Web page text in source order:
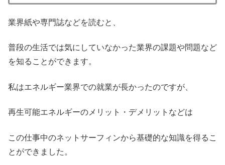
業界紙や専門誌などを読むと、
普段の生活では気にしていなかった業界の課題や問題など
を知ることができます。
私はエネルギー業界での就業が長かったのですが、
再生可能エネルギーのメリット・デメリットなどは
この仕事中のネットサーフィンから基礎的な知識を得るこ
とができました。